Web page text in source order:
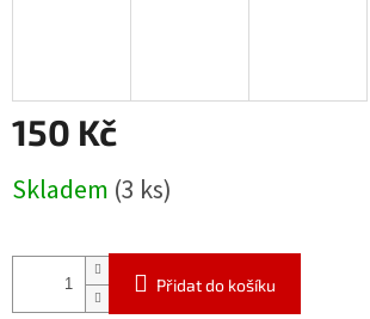
150 Kč
cena:
Skladem (3 ks)
Přidat do košíku